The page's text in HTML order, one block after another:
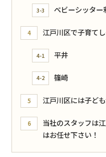
3-3 べビーシッター
4 江戸川区で子育て
4-1 平井
4-2 篠崎
5 江戸川区には子ど
6
当社のスタッフは
はお任せ下さい！